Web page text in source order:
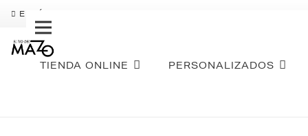
ENVÍO GRATIS
TIENDA ONLINE PERSONALIZADOS